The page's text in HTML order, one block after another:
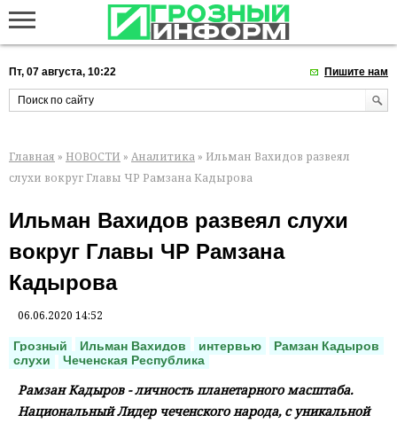
Пт, 07 августа, 10:22 Пишите нам
Главная » НОВОСТИ » Аналитика » Ильман Вахидов развеял
слухи вокруг Главы ЧР Рамзана Кадырова
Ильман Вахидов развеял слухи
вокруг Главы ЧР Рамзана
Кадырова
06.06.2020 14:52
Грозный Ильман Вахидов интервью
Рамзан Кадыров
слухи
Чеченская Республика
Рамзан Кадыров - личность планетарного масштаба.
Национальный Лидер чеченского народа, с уникальной